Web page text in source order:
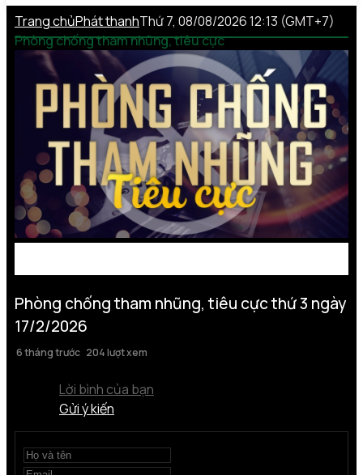
Trang chủPhát thanh
Phòng chống tham nhũng, tiêu cực
Thứ 7, 08/08/2026 12:13 (GMT+7)
Phòng chống tham nhũng, tiêu cực thứ 3 ngày
17/2/2026
6 tháng trước 204 lượt xem
Lời bình của bạn
Gửi ý kiến